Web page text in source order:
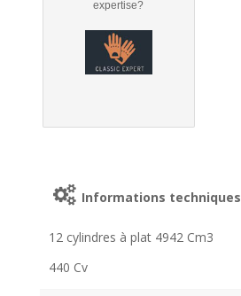
expertise?
Informations techniques
12 cylindres à plat 4942 Cm3
440 Cv